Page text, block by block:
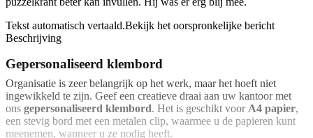
Tekst automatisch vertaald.Bekijk het oorspronkelijke bericht
Beschrijving
Gepersonaliseerd klembord
Organisatie is zeer belangrijk op het werk, maar het hoeft niet
ingewikkeld te zijn. Geef een creatieve draai aan uw kantoor met
ons gepersonaliseerd klembord. Het is geschikt voor A4 papier,
een stevig bord met een metalen clip, waarmee u de papieren kunt
meenemen, wanneer u ze nodig heeft.